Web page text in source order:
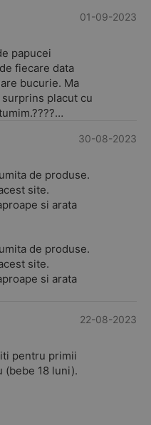
se încalță cu
01-09-2023
papucei
fiecare data
bucurie. Ma
placut cu
fetita mea.
30-08-2023
de produse.
site.
si arata
de produse.
site.
si arata
22-08-2023
pentru primii
(bebe 18 luni).